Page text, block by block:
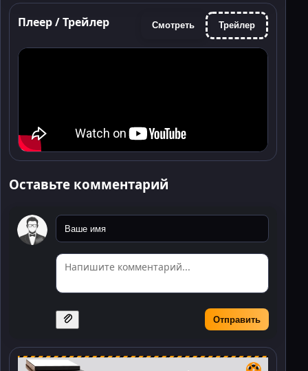
Плеер / Трейлер Смотреть Трейлер
Оставьте комментарий
Отправить